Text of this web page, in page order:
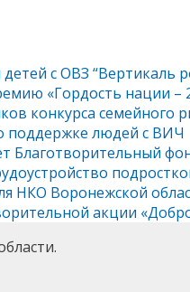
с ОВЗ
«Гордость нации –
конкурса семейного
поддержке людей с ВИЧ
Благотворительный
НКО Воронежской
акции